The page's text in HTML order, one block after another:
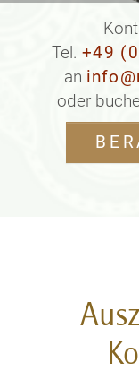
Tel.+49
an
oder